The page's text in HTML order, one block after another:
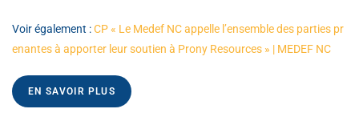
Voir également :CP « Le Medef NC appelle l’ensemble des parties pr
enantes à apporter leur soutien à Prony Resources » | MEDEF NC
EN SAVOIR PLUS